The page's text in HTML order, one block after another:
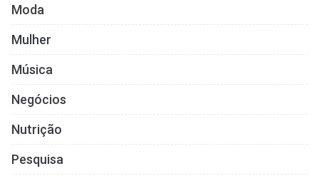
Moda
Mulher
Música
Negócios
Nutrição
Pesquisa